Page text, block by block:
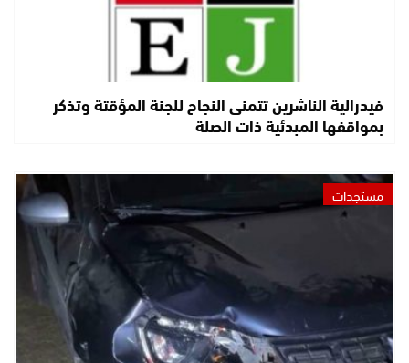
فيدرالية الناشرين تتمنى النجاح للجنة المؤقتة وتذكر
بمواقفها المبدئية ذات الصلة
مستجدات